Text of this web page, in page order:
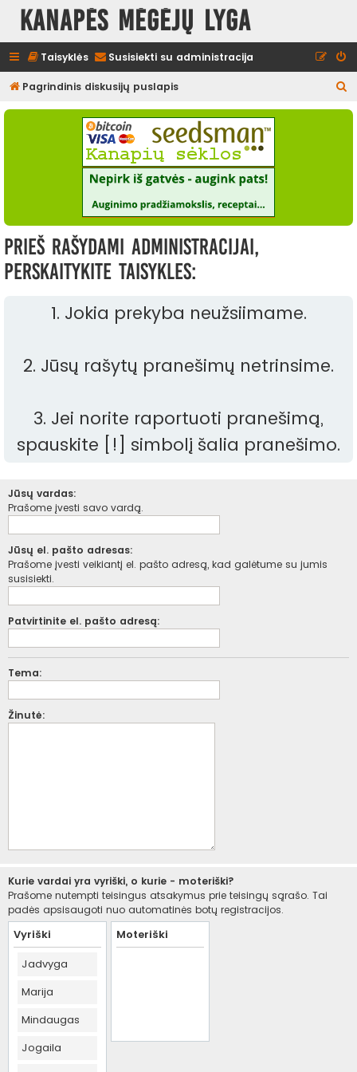
Kanapės mėgėjų lyga
Taisyklės Susisiekti su administracija
Pagrindinis diskusijų puslapis
e
Prieš rašydami administracijai,
perskaitykite taisykles:
1. Jokia prekyba neužsiimame.
2. Jūsų rašytų pranešimų netrinsime.
3. Jei norite raportuoti pranešimą,
spauskite [!] simbolį šalia pranešimo.
Jūsų vardas:
Prašome įvesti savo vardą.
Jūsų el. pašto adresas:
Prašome įvesti veikiantį el. pašto adresą, kad galėtume su jumis
susisiekti.
Patvirtinite el. pašto adresą:
Tema:
Žinutė:
Kurie vardai yra vyriški, o kurie - moteriški?
Prašome nutempti teisingus atsakymus prie teisingų sąrašo. Tai
padės apsisaugoti nuo automatinės botų registracijos.
Vyriški
Jadvyga
Marija
Mindaugas
Jogaila
Moteriški